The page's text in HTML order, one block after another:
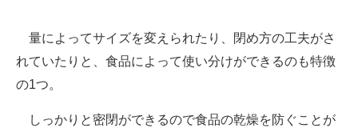
経営リーダーのコミュニティ
マーケ×ITの今がよく分かる
ITエンジニア向け専門サイト
量によってサイズを変えられたり、閉め方の工夫がさ
れていたりと、食品によって使い分けができるのも特徴
の1つ。
しっかりと密閉ができるので食品の乾燥を防ぐことが